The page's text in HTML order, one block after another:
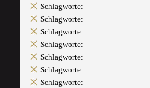
Schlagworte:
Schlagworte:
Schlagworte:
Schlagworte:
Schlagworte:
Schlagworte:
Schlagworte: